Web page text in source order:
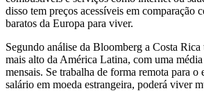
disso tem preços acessíveis em comparação
baratos da Europa para viver.
Segundo análise da Bloomberg a Costa
mais alto da América Latina, com uma
mensais. Se trabalha de forma remota para o
salário em moeda estrangeira, poderá viver